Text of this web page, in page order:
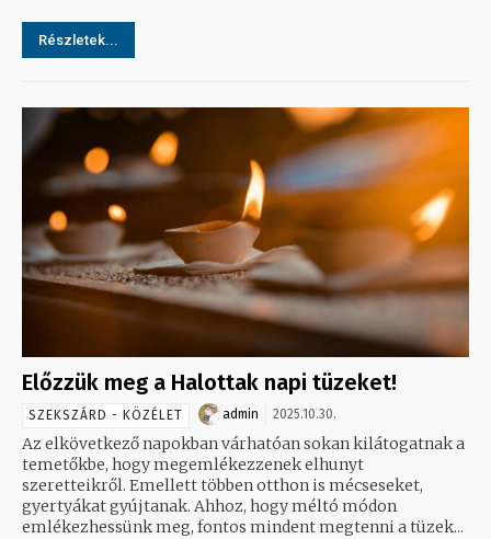
Részletek...
Előzzük meg a Halottak napi tüzeket!
SZEKSZÁRD - KÖZÉLET admin 2025.10.30.
Az elkövetkező napokban várhatóan sokan kilátogatnak a
temetőkbe, hogy megemlékezzenek elhunyt
szeretteikről. Emellett többen otthon is mécseseket,
gyertyákat gyújtanak. Ahhoz, hogy méltó módon
emlékezhessünk meg, fontos mindent megtenni a tüzek...